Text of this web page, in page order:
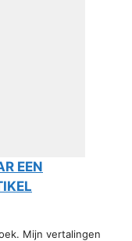
EEN
Mijn vertalingen